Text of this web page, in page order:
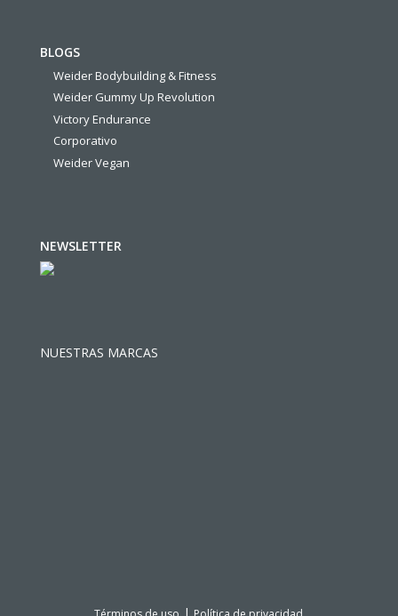
BLOGS
Weider Bodybuilding & Fitness
Weider Gummy Up Revolution
Victory Endurance
Corporativo
Weider Vegan
NEWSLETTER
NUESTRAS MARCAS